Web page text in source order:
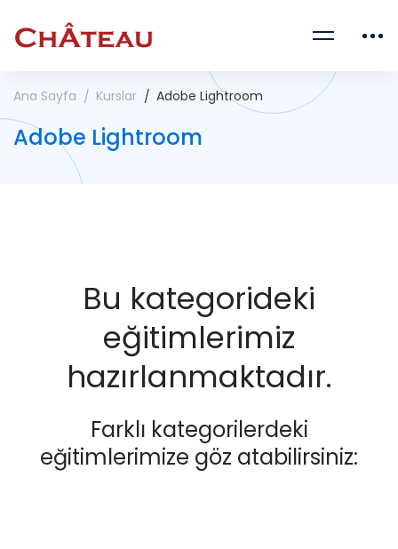
Ana Sayfa Kurslar Adobe Lightroom
Adobe Lightroom
Bu kategorideki
eğitimlerimiz
hazırlanmaktadır.
Farklı kategorilerdeki
eğitimlerimize göz atabilirsiniz: